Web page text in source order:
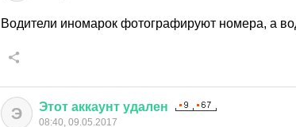
Водители иномарок фотографируют номера, а
Э Этот аккаунт удален
08:40, 09.05.2017